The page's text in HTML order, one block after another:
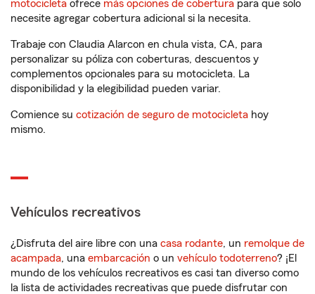
motocicleta ofrece más opciones de cobertura para que solo
necesite agregar cobertura adicional si la necesita.
Trabaje con Claudia Alarcon en chula vista, CA, para
personalizar su póliza con coberturas, descuentos y
complementos opcionales para su motocicleta. La
disponibilidad y la elegibilidad pueden variar.
Comience su cotización de seguro de motocicleta hoy
mismo.
Vehículos recreativos
¿Disfruta del aire libre con una casa rodante, un remolque de
acampada, una embarcación o un vehículo todoterreno? ¡El
mundo de los vehículos recreativos es casi tan diverso como
la lista de actividades recreativas que puede disfrutar con